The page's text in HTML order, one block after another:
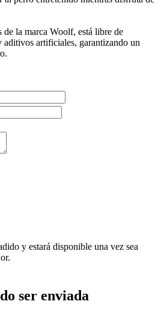
la marca Woolf, está libre de
aditivos artificiales, garantizando un
y estará disponible una vez sea
ser enviada